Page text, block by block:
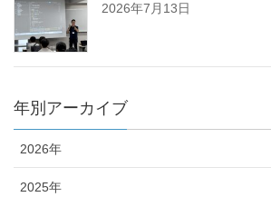
2026年7月13日
年別アーカイブ
2026年
2025年